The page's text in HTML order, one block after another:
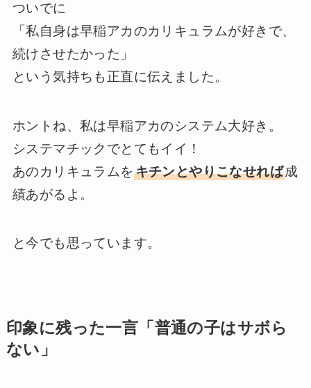
ついでに
「私自身は早稲アカのカリキュラムが好きで、
続けさせたかった」
という気持ちも正直に伝えました。
ホントね、私は早稲アカのシステム大好き。
システマチックでとてもイイ！
あのカリキュラムを キチンとやりこなせれば成
績あがるよ。
と今でも思っています。
印象に残った一言「普通の子はサボら
ない」